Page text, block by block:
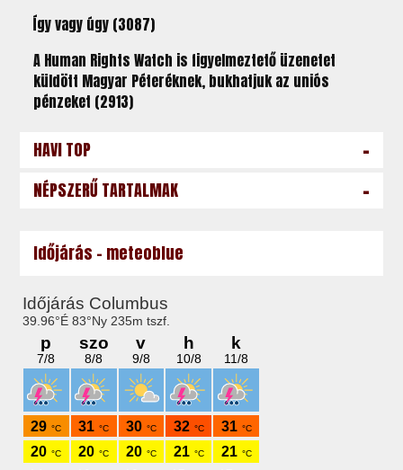
Így vagy úgy (3087)
A Human Rights Watch is figyelmeztető üzenetet
küldött Magyar Péteréknek, bukhatjuk az uniós
pénzeket (2913)
HAVI TOP -
NÉPSZERŰ TARTALMAK -
Időjárás - meteoblue